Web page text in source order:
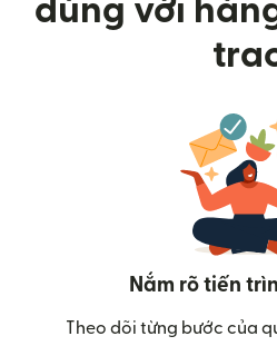
dùng với
Nắm rõ tiến
Theo dõi từng bước của